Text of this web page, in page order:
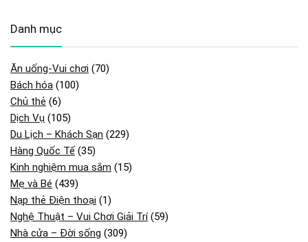
Danh mục
Ăn uống-Vui chơi (70)
Bách hóa (100)
Chủ thẻ (6)
Dịch Vụ (105)
Du Lịch – Khách Sạn (229)
Hàng Quốc Tế (35)
Kinh nghiệm mua sắm (15)
Mẹ và Bé (439)
Nạp thẻ Điện thoại (1)
Nghệ Thuật – Vui Chơi Giải Trí(59)
Nhà cửa – Đời sống (309)